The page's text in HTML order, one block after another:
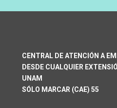
CENTRAL DE ATENCIÓN A
DESDE CUALQUIER
UNAM
SÓLO MARCAR (CAE) 55